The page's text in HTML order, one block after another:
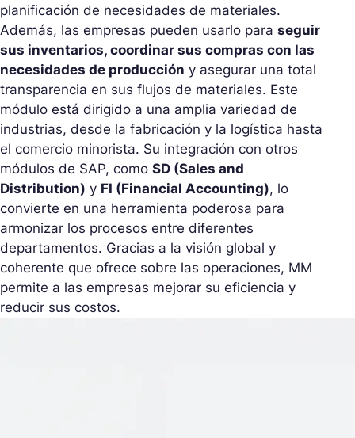
planificación de necesidades de materiales.
Además, las empresas pueden usarlo para seguir
sus inventarios, coordinar sus compras con las
necesidades de producción y asegurar una total
transparencia en sus flujos de materiales. Este
módulo está dirigido a una amplia variedad de
industrias, desde la fabricación y la logística hasta
el comercio minorista. Su integración con otros
módulos de SAP, como SD (Sales and
Distribution) y FI (Financial Accounting), lo
convierte en una herramienta poderosa para
armonizar los procesos entre diferentes
departamentos. Gracias a la visión global y
coherente que ofrece sobre las operaciones, MM
permite a las empresas mejorar su eficiencia y
reducir sus costos.